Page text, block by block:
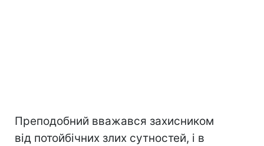
Преподобний вважався захисником
від потойбічних злих сутностей, і в